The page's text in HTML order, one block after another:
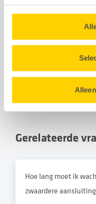
U kunt uw toestemming
energieleverancier
vraag?
Gerelateerde
Hoe lang moet ik
zwaardere